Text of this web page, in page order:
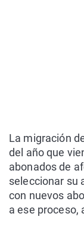
La migración
del año que
abonados de
seleccionar su
con nuevos
a ese proceso,